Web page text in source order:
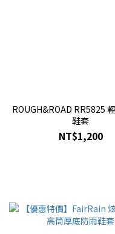
ROUGH&ROAD RR5825
鞋套
NT$1,200